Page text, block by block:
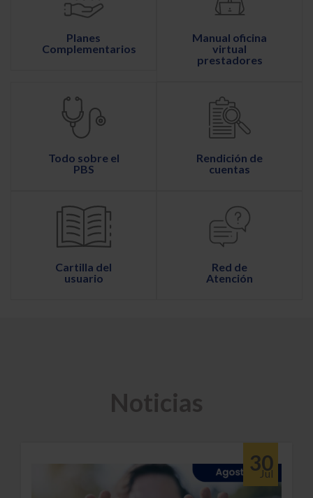
Planes
Complementarios
Manual oficina
virtual
prestadores
Todo sobre el
PBS
Rendición de
cuentas
Cartilla del
usuario
Red de
Atención
Noticias
30
Jul